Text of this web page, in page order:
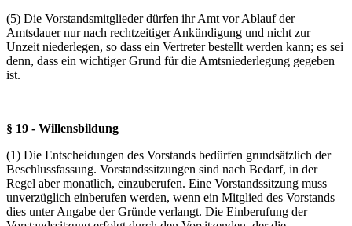
(5) Die Vorstandsmitglieder dürfen ihr Amt vor Ablauf der
Amtsdauer nur nach rechtzeitiger Ankündigung und nicht zur
Unzeit niederlegen, so dass ein Vertreter bestellt werden kann; es sei
denn, dass ein wichtiger Grund für die Amtsniederlegung gegeben
ist.
§ 19 - Willensbildung
(1) Die Entscheidungen des Vorstands bedürfen grundsätzlich der
Beschlussfassung. Vorstandssitzungen sind nach Bedarf, in der
Regel aber monatlich, einzuberufen. Eine Vorstandssitzung muss
unverzüglich einberufen werden, wenn ein Mitglied des Vorstands
dies unter Angabe der Gründe verlangt. Die Einberufung der